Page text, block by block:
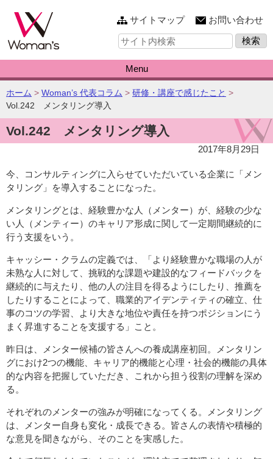
このページの本文へ
サイトマップ
お問い合わせ
サ
イ
内
検
索:
Menu
こ
の
ペ
ー
ジ
位
置:
ホーム > Woman’s 代表コラム > 研修・講座で感じたこと >
Vol.242 メンタリング導入
Vol.242 メンタリング導入
2017年8月29日
今、コンサルティングに入らせていただいている企業に「メン
タリング」を導入することになった。
メンタリングとは、経験豊かな人（メンター）が、経験の少な
い人（メンティー）のキャリア形成に関して一定期間継続的に
行う支援をいう。
キャッシー・クラムの定義では、「より経験豊かな職場の人が
未熟な人に対して、挑戦的な課題や建設的なフィードバックを
継続的に与えたり、他の人の注目を得るようにしたり、推薦を
したりすることによって、職業的アイデンティティの確立、仕
事のコツの学習、より大きな地位や責任を持つポジションにう
まく昇進することを支援する」こと。
昨日は、メンター候補の皆さんへの養成講座初回。メンタリン
グにおけ2つの機能、キャリア的機能と心理・社会的機能の具体
的な内容を把握していただき、これから担う役割の理解を深め
る。
それぞれのメンターの強みが明確になってくる。メンタリング
は、メンター自身も変化・成長できる。皆さんの表情や積極的
な意見を聞きながら、そのことを実感した。